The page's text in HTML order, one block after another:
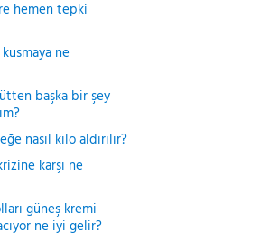
hemen tepki
kusmaya ne
başka bir şey
nasıl kilo aldırılır?
karşı ne
güneş kremi
ne iyi gelir?